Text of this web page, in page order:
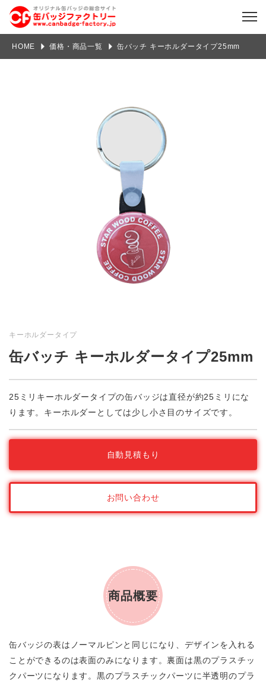
HOME 価格・商品一覧 缶バッチ キーホルダータイプ25mm
キーホルダータイプ
缶バッチ キーホルダータイプ25mm
25ミリキーホルダータイプの缶バッジは直径が約25ミリにな
ります。キーホルダーとしては少し小さ目のサイズです。
自動見積もり
お問い合わせ
商品概要
缶バッジの表はノーマルピンと同じになり、デザインを入れる
ことができるのは表面のみになります。裏面は黒のプラスチッ
クパーツになります。黒のプラスチックパーツに半透明のプラ